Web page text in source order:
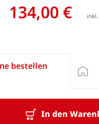
134,00 €
bestellen
In den